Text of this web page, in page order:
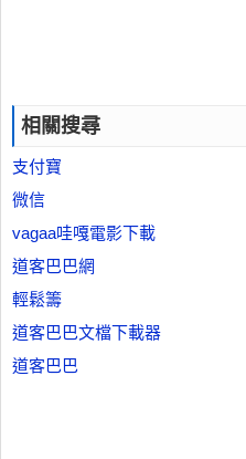
相關搜尋
支付寶
微信
vagaa哇嘎電影下載
道客巴巴網
輕鬆籌
道客巴巴文檔下載器
道客巴巴